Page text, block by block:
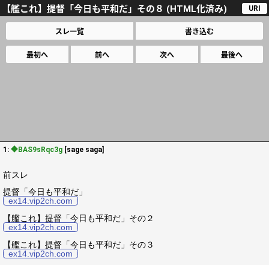
【艦これ】提督「今日も平和だ」その８ (HTML化済み) URI
スレ一覧 書き込む
最初へ 前へ 次へ 最後へ
1: ◆BAS9sRqc3g [sage saga]
前スレ
提督「今日も平和だ」
ex14.vip2ch.com
【艦これ】提督「今日も平和だ」その２
ex14.vip2ch.com
【艦これ】提督「今日も平和だ」その３
ex14.vip2ch.com